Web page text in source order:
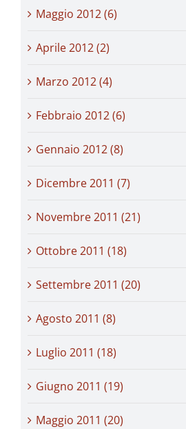
Maggio 2012 (6)
Aprile 2012 (2)
Marzo 2012 (4)
Febbraio 2012 (6)
Gennaio 2012 (8)
Dicembre 2011 (7)
Novembre 2011 (21)
Ottobre 2011 (18)
Settembre 2011 (20)
Agosto 2011 (8)
Luglio 2011 (18)
Giugno 2011 (19)
Maggio 2011 (20)